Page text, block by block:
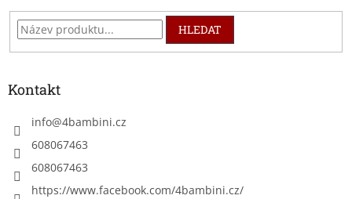
HLEDAT
Kontakt
info@4bambini.cz
608067463
608067463
https://www.facebook.com/4bambini.cz/